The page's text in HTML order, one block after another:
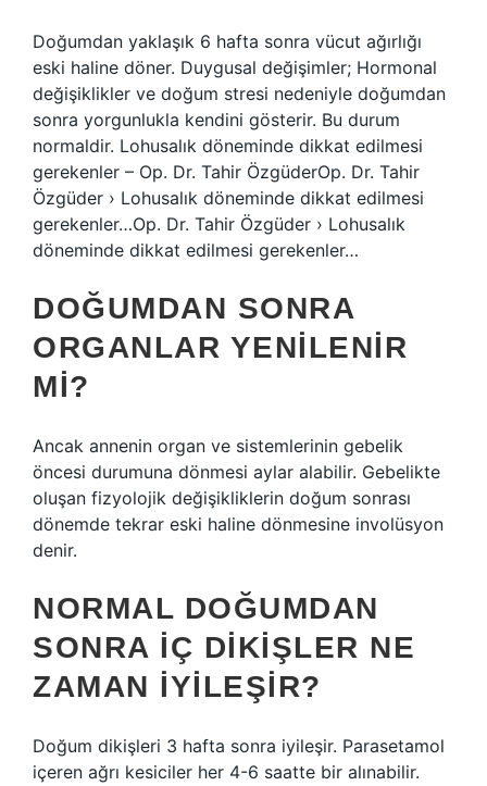
Doğumdan yaklaşık 6 hafta sonra vücut ağırlığı
eski haline döner. Duygusal değişimler; Hormonal
değişiklikler ve doğum stresi nedeniyle doğumdan
sonra yorgunlukla kendini gösterir. Bu durum
normaldir. Lohusalık döneminde dikkat edilmesi
gerekenler – Op. Dr. Tahir ÖzgüderOp. Dr. Tahir
Özgüder › Lohusalık döneminde dikkat edilmesi
gerekenler…Op. Dr. Tahir Özgüder › Lohusalık
döneminde dikkat edilmesi gerekenler…
DOĞUMDAN SONRA
ORGANLAR YENILENIR
MI?
Ancak annenin organ ve sistemlerinin gebelik
öncesi durumuna dönmesi aylar alabilir. Gebelikte
oluşan fizyolojik değişikliklerin doğum sonrası
dönemde tekrar eski haline dönmesine involüsyon
denir.
NORMAL DOĞUMDAN
SONRA IÇ DIKIŞLER NE
ZAMAN IYILEŞIR?
Doğum dikişleri 3 hafta sonra iyileşir. Parasetamol
içeren ağrı kesiciler her 4-6 saatte bir alınabilir.